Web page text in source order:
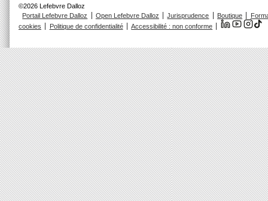
©2026 Lefebvre Dalloz
Portail Lefebvre Dalloz
Open Lefebvre Dalloz Jurisprudence Boutique
cookies
Politique de confidentialité Accessibilité : non conforme